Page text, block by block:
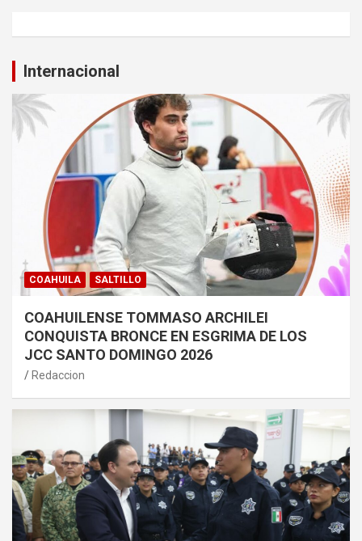
Internacional
COAHUILA SALTILLO
COAHUILENSE TOMMASO ARCHILEI
CONQUISTA BRONCE EN ESGRIMA DE LOS
JCC SANTO DOMINGO 2026
Redaccion